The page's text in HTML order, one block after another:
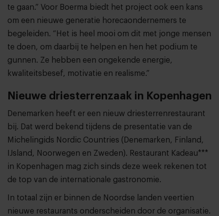
te gaan.” Voor Boerma biedt het project ook een kans
om een nieuwe generatie horecaondernemers te
begeleiden. “Het is heel mooi om dit met jonge mensen
te doen, om daarbij te helpen en hen het podium te
gunnen. Ze hebben een ongekende energie,
kwaliteitsbesef, motivatie en realisme.”
Nieuwe driesterrenzaak in Kopenhagen
Denemarken heeft er een nieuw driesterrenrestaurant
bij. Dat werd bekend tijdens de presentatie van de
Michelingids Nordic Countries (Denemarken, Finland,
IJsland, Noorwegen en Zweden). Restaurant Kadeau***
in Kopenhagen mag zich sinds deze week rekenen tot
de top van de internationale gastronomie.
In totaal zijn er binnen de Noordse landen veertien
nieuwe restaurants onderscheiden door de organisatie.